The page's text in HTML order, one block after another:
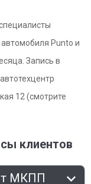
Punto и
Запись в
12 (смотрите
клиентов
МКПП